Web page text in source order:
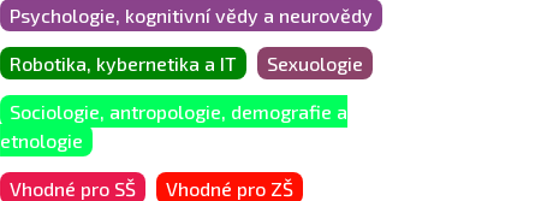
Psychologie, kognitivní vědy a neurovědy
Robotika, kybernetika a IT Sexuologie
Sociologie, antropologie, demografie a
etnologie
Vhodné pro SŠ Vhodné pro ZŠ